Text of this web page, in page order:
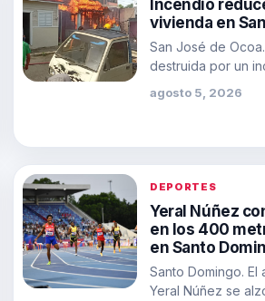
Incendio
vivienda en
San José de
destruida por un
agosto 5, 2026
DEPORTES
Yeral Núñez
en los 400
en Santo
Santo Domingo. El
Yeral Núñez se